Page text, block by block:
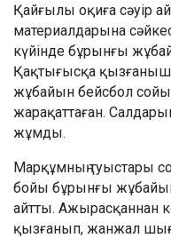
Қайғылы оқиға сәуір
материалдарына
күйінде бұрынғы
Қақтығысқа
жұбайын бейсбол
жарақаттаған.
жұмды.
Марқұмның туыстары
бойы бұрынғы
айтты. Ажырасқаннан
қызғанып, жанжал